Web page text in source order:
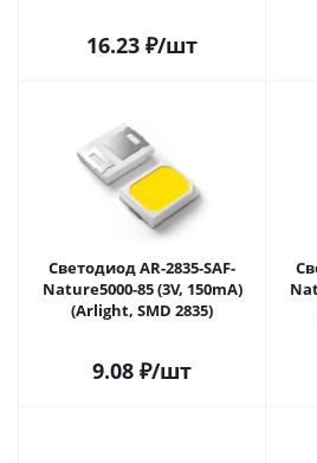
16.23 ₽/шт
Светодиод AR-2835-SAF-
Nature5000-85 (3V, 150mA)
(Arlight, SMD 2835)
9.08 ₽/шт